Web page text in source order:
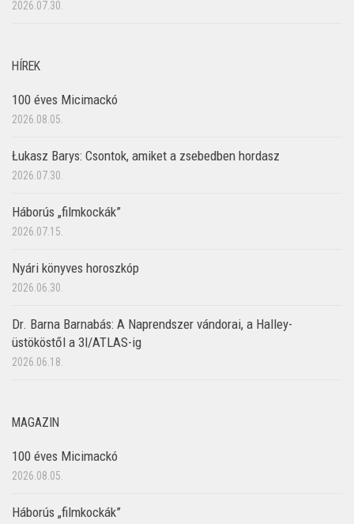
2026.07.30.
HÍREK
100 éves Micimackó
2026.08.05.
Łukasz Barys: Csontok, amiket a zsebedben hordasz
2026.07.30.
Háborús „filmkockák”
2026.07.15.
Nyári könyves horoszkóp
2026.06.30.
Dr. Barna Barnabás: A Naprendszer vándorai, a Halley-
üstököstől a 3I/ATLAS-ig
2026.06.18.
MAGAZIN
100 éves Micimackó
2026.08.05.
Háborús „filmkockák”